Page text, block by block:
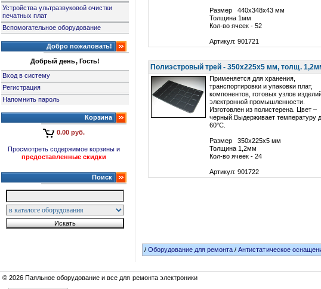
Устройства ультразвуковой очистки
печатных плат
Вспомогательное оборудование
Добро пожаловать!
Добрый день, Гость!
Вход в систему
Регистрация
Напомнить пароль
Корзина
0.00 руб.
Просмотреть содержимое корзины и
предоставленные скидки
Поиск
Размер 440x348x43 мм
Толщина 1мм
Кол-во ячеек - 52
Артикул: 901721
Полиэстровый трей - 350x225x5 мм, толщ.
Применяется для хранения,
транспортировки и упаковки плат,
компонентов, готовых узлов
электронной промышленности.
Изготовлен из полистерена. Цвет –
черный.Выдерживает температуру
60°С.
Размер 350x225x5 мм
Толщина 1,2мм
Кол-во ячеек - 24
Артикул: 901722
/Оборудование для ремонта /Антистатическое
© 2026 Паяльное оборудование и все для ремонта электроники